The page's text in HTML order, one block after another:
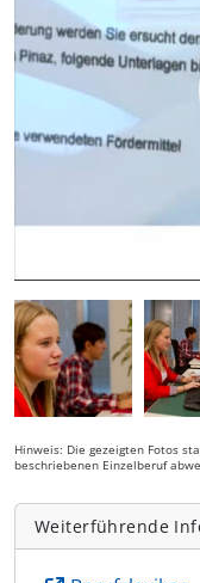
Hinweis: Die gezeigten Fotos
beschriebenen Einzelberuf
Weiterführende